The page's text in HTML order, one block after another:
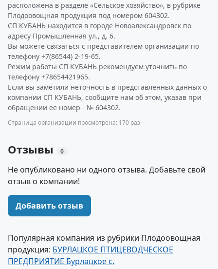
расположена в разделе «Сельское хозяйство», в рубрике
Плодоовощная продукция под номером 604302.
СП КУБАНЬ находится в городе Новоалександровск по
адресу Промышленная ул., д. 6.
Вы можете связаться с представителем организации по
телефону +7(86544) 2-19-65.
Режим работы СП КУБАНЬ рекомендуем уточнить по
телефону +78654421965.
Если вы заметили неточность в представленных данных о
компании СП КУБАНЬ, сообщите нам об этом, указав при
обращении ее номер - № 604302.
Страница организации просмотрена: 170 раз
Отзывы 0
Не опубликовано ни одного отзыва. Добавьте свой
отзыв о компании!
Добавить отзыв
Популярная компания из рубрики Плодоовощная
продукция: БУРЛАЦКОЕ ПТИЦЕВОДЧЕСКОЕ
ПРЕДПРИЯТИЕ Бурлацкое с.